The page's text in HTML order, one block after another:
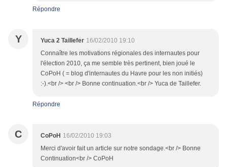
Répondre
Y Yuca 2 Taillefer 16/02/2010 19:10
Connaître les motivations régionales des internautes pour
l'élection 2010, ça me semble très pertinent, bien joué le
CoPoH ( = blog d'internautes du Havre pour les non initiés)
:-).<br /> <br /> Bonne continuation.<br /> Yuca de Taillefer.
Répondre
C CoPoH 16/02/2010 19:03
Merci d'avoir fait un article sur notre sondage.<br /> Bonne
Continuation<br /> CoPoH